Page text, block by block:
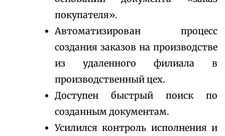
покупателя».
Автоматизирован процесс
создания заказов на производстве
из удаленного филиала в
производственный цех.
Доступен быстрый поиск по
созданным документам.
Усилился контроль исполнения и